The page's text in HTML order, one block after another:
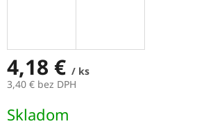
4,18 € / ks
3,40 € bez DPH
cena:
Skladom